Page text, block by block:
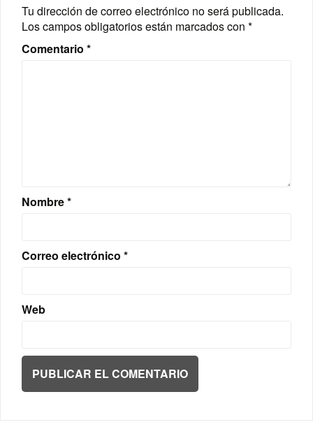
Tu dirección de correo electrónico no será publicada.
Los campos obligatorios están marcados con *
Comentario *
Nombre*
Correo electrónico *
Web